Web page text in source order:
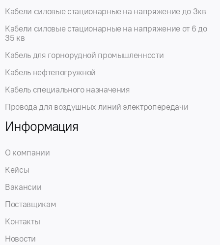
Кабели силовые стационарные на напряжение до 3кв
Кабели силовые стационарные на напряжение от 6 до
35 кв
Кабель для горнорудной промышленности
Кабель нефтепогружной
Кабель специального назначения
Провода для воздушных линий электропередачи
Информация
О компании
Кейсы
Вакансии
Поставщикам
Контакты
Новости